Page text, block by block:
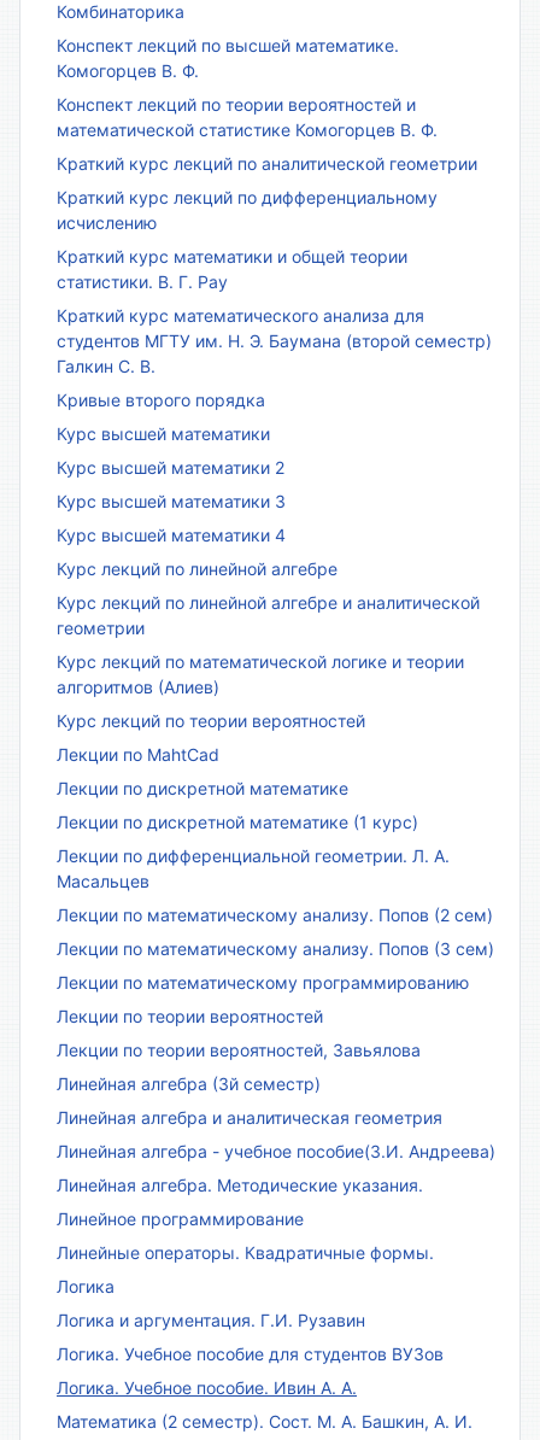
Комбинаторика
Конспект лекций по высшей математике.
Комогорцев В. Ф.
Конспект лекций по теории вероятностей и
математической статистике Комогорцев В. Ф.
Краткий курс лекций по аналитической геометрии
Краткий курс лекций по дифференциальному
исчислению
Краткий курс математики и общей теории
статистики. В. Г. Рау
Краткий курс математического анализа для
студентов МГТУ им. Н. Э. Баумана (второй семестр)
Галкин С. В.
Кривые второго порядка
Курс высшей математики
Курс высшей математики 2
Курс высшей математики 3
Курс высшей математики 4
Курс лекций по линейной алгебре
Курс лекций по линейной алгебре и аналитической
геометрии
Курс лекций по математической логике и теории
алгоритмов (Алиев)
Курс лекций по теории вероятностей
Лекции по MahtCad
Лекции по дискретной математике
Лекции по дискретной математике (1 курс)
Лекции по дифференциальной геометрии. Л. А.
Масальцев
Лекции по математическому анализу. Попов (2 сем)
Лекции по математическому анализу. Попов (3 сем)
Лекции по математическому программированию
Лекции по теории вероятностей
Лекции по теории вероятностей, Завьялова
Линейная алгебра (3й семестр)
Линейная алгебра и аналитическая геометрия
Линейная алгебра - учебное пособие(З.И. Андреева)
Линейная алгебра. Методические указания.
Линейное программирование
Линейные операторы. Квадратичные формы.
Логика
Логика и аргументация. Г.И. Рузавин
Логика. Учебное пособие для студентов ВУЗов
Логика. Учебное пособие. Ивин А. А.
Математика (2 семестр). Сост. М. А. Башкин, А. И.